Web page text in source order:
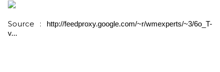
Source :
http://feedproxy.google.com/~r/wmexperts/~3/6o_T-
v...